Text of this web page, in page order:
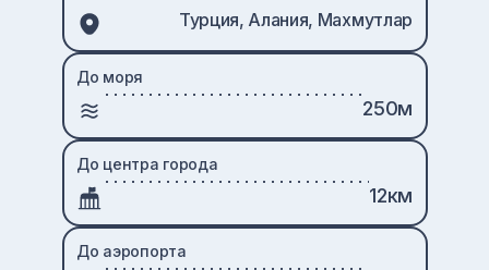
Турция, Алания, Махмутлар
До моря
250м
До центра города
12км
До аэропорта